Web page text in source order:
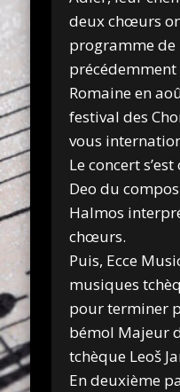
deux chœurs
programme de
Romaine en
festival des
vous
Le concert
Deo du
Halmos
chœurs.
Puis, Ecce
musiques
pour terminer
bémol Majeur
tchèque Leoš
En deuxième